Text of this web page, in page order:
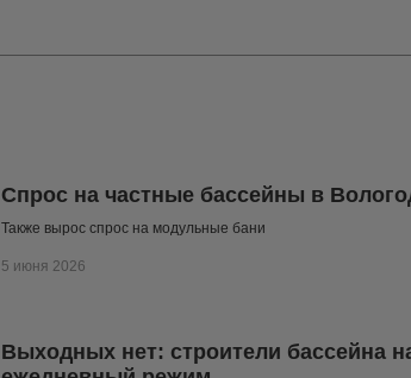
Спрос на частные бассейны в
Также вырос спрос на модульные бани
5 июня 2026
Выходных нет: строители бассейна